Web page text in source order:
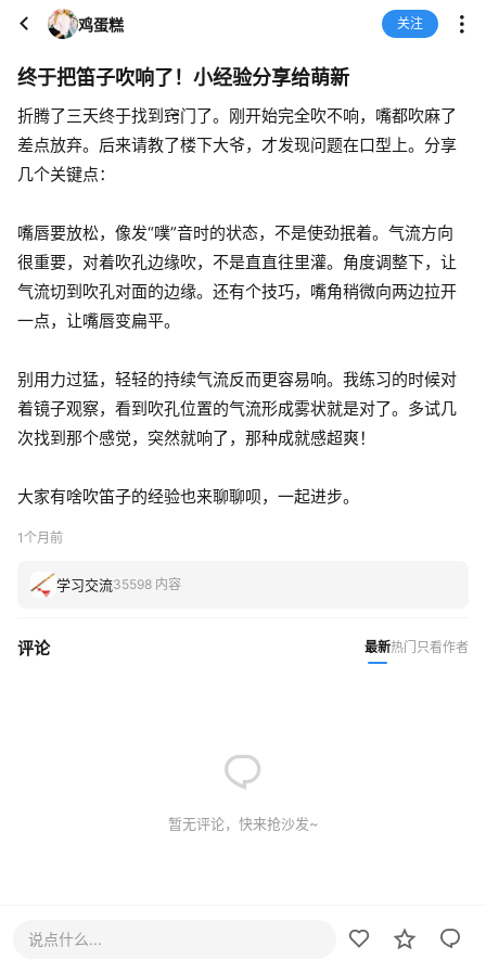
鸡蛋糕 关注
终于把笛子吹响了！小经验分享给萌新
折腾了三天终于找到窍门了。刚开始完全吹不响，嘴都吹麻了
差点放弃。后来请教了楼下大爷，才发现问题在口型上。分享
几个关键点：
嘴唇要放松，像发“噗”音时的状态，不是使劲抿着。气流方向
很重要，对着吹孔边缘吹，不是直直往里灌。角度调整下，让
气流切到吹孔对面的边缘。还有个技巧，嘴角稍微向两边拉开
一点，让嘴唇变扁平。
别用力过猛，轻轻的持续气流反而更容易响。我练习的时候对
着镜子观察，看到吹孔位置的气流形成雾状就是对了。多试几
次找到那个感觉，突然就响了，那种成就感超爽！
大家有啥吹笛子的经验也来聊聊呗，一起进步。
1个月前
学习交流35598 内容
评论 最新热门 只看作者
暂无评论，快来抢沙发~
说点什么...